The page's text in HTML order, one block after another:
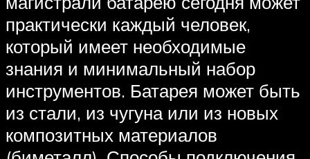
практически каждый человек,
который имеет необходимые
знания и минимальный набор
инструментов. Батарея может быть
из стали, из чугуна или из новых
композитных материалов